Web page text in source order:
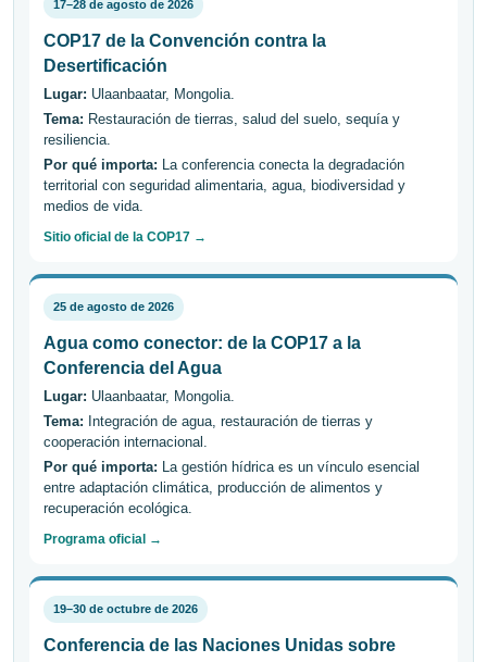
17–28 de agosto de 2026
COP17 de la Convención contra la
Desertificación
Lugar: Ulaanbaatar, Mongolia.
Tema: Restauración de tierras, salud del suelo, sequía y
resiliencia.
Por qué importa: La conferencia conecta la degradación
territorial con seguridad alimentaria, agua, biodiversidad y
medios de vida.
Sitio oficial de la COP17 →
25 de agosto de 2026
Agua como conector: de la COP17 a la
Conferencia del Agua
Lugar: Ulaanbaatar, Mongolia.
Tema: Integración de agua, restauración de tierras y
cooperación internacional.
Por qué importa: La gestión hídrica es un vínculo esencial
entre adaptación climática, producción de alimentos y
recuperación ecológica.
Programa oficial →
19–30 de octubre de 2026
Conferencia de las Naciones Unidas sobre